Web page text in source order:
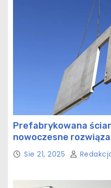
Prefabrykowana
nowoczesne
Sie 21, 2025